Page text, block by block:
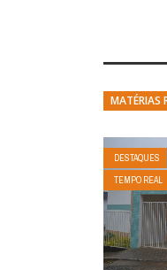
MATÉRIAS
DESTAQUES
TEMPO REAL